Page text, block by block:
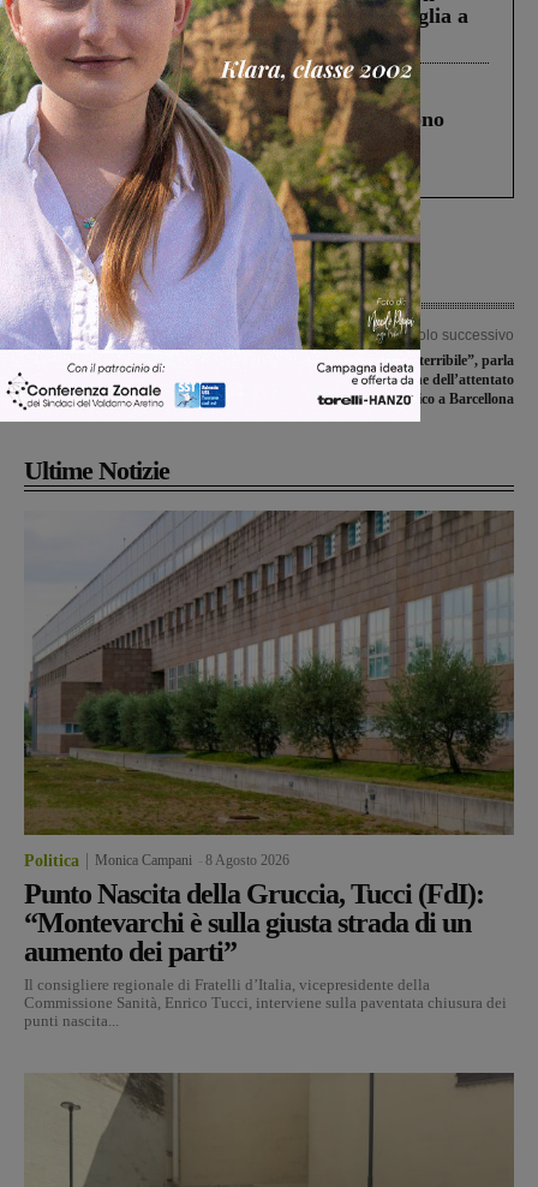
Fiorentino l’uomo che aveva ucciso la figlia a
Levane nel 2020
Cronaca 4 Agosto 2026
Un anno fa la strage in A1 in cui morirono
Gianni, Giulia e Franco. Lo schianto, il
processo, lo stop ai sorpassi fra tir....
Articolo precedente
Chiuso l’ufficio comunale di Faella.
L’amministrazione comunale cerca
altri locali
Articolo successivo
“Un’esperienza terribile”, parla
Martina testimone dell’attentato
terroristico a Barcellona
Ultime Notizie
Politica Monica Campani 8 Agosto 2026
Punto Nascita della Gruccia, Tucci (FdI):
“Montevarchi è sulla giusta strada di un
aumento dei parti”
Il consigliere regionale di Fratelli d’Italia, vicepresidente della
Commissione Sanità, Enrico Tucci, interviene sulla paventata chiusura dei
punti nascita...